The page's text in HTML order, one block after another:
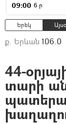
09:00 6 ր
Երեկ
ք. Երևան 106.0
44-
տարի